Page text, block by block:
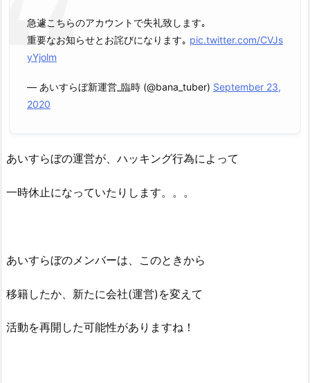
急遽こちらのアカウントで失礼致します｡
重要なお知らせとお詫びになります｡ pic.twitter.com/CVJs
yYjolm
— あいすらぼ新運営_臨時 (@bana_tuber) September 23,
2020
あいすらぼの運営が、ハッキング行為によって
一時休止になっていたりします。。。
あいすらぼのメンバーは、このときから
移籍したか、新たに会社(運営)を変えて
活動を再開した可能性がありますね！